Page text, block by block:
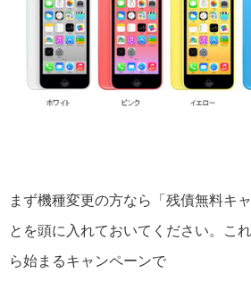
まず機種変更の方なら「残債無料キ
とを頭に入れておいてください。こ
ら始まるキャンペーンで